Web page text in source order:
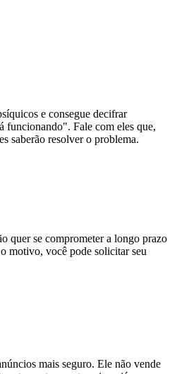
e consegue decifrar
funcionando". Fale com eles que,
saberão resolver o problema.
quer se comprometer a longo prazo
motivo, você pode solicitar seu
mais seguro. Ele não vende